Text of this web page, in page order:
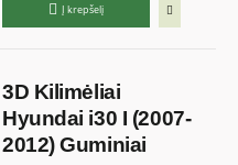
Į krepšelį
3D Kilimėliai
Hyundai i30 I (2007-
2012) Guminiai